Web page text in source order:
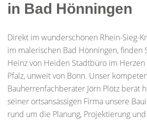
in Bad Hönningen
Direkt im wunderschönen Rhein-Sieg-
im malerischen Bad Hönningen, finden
Heinz von Heiden Stadtbüro im
Pfalz, unweit von Bonn. Unser
Bauherrenfachberater Jörn Plötz berät
seiner ortsansässigen Firma unsere
rund um die Planung, Projektierung